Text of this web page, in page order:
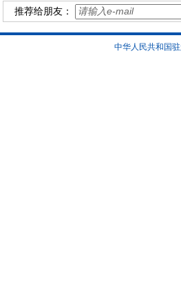
推荐给朋友：
中华人民共和国